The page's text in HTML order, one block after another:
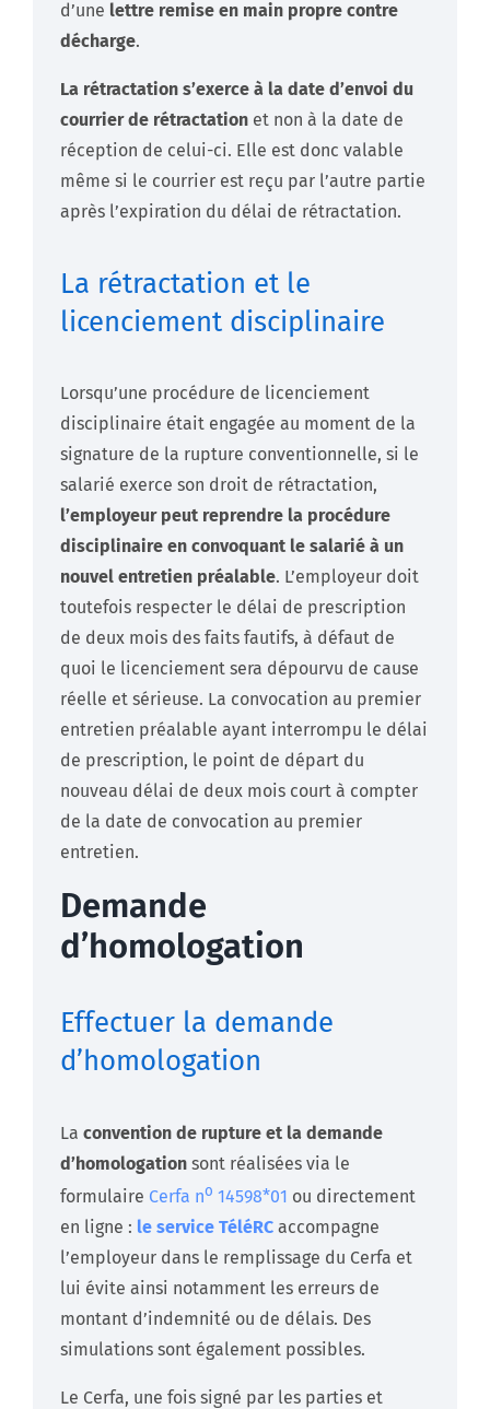
d’une lettre remise en main propre contre
décharge.
La rétractation s’exerce à la date d’envoi du
courrier de rétractation et non à la date de
réception de celui-ci. Elle est donc valable
même si le courrier est reçu par l’autre partie
après l’expiration du délai de rétractation.
La rétractation et le
licenciement disciplinaire
Lorsqu’une procédure de licenciement
disciplinaire était engagée au moment de la
signature de la rupture conventionnelle, si le
salarié exerce son droit de rétractation,
l’employeur peut reprendre la procédure
disciplinaire en convoquant le salarié à un
nouvel entretien préalable. L’employeur doit
toutefois respecter le délai de prescription
de deux mois des faits fautifs, à défaut de
quoi le licenciement sera dépourvu de cause
réelle et sérieuse. La convocation au premier
entretien préalable ayant interrompu le délai
de prescription, le point de départ du
nouveau délai de deux mois court à compter
de la date de convocation au premier
entretien.
Demande
d’homologation
Effectuer la demande
d’homologation
La convention de rupture et la demande
d’homologation sont réalisées via le
formulaire Cerfa no 14598*01 ou directement
en ligne : le service TéléRC accompagne
l’employeur dans le remplissage du Cerfa et
lui évite ainsi notamment les erreurs de
montant d’indemnité ou de délais. Des
simulations sont également possibles.
Le Cerfa, une fois signé par les parties et